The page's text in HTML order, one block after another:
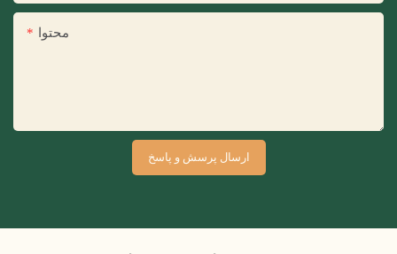
محتوا
ارسال پرسش و پاسخ